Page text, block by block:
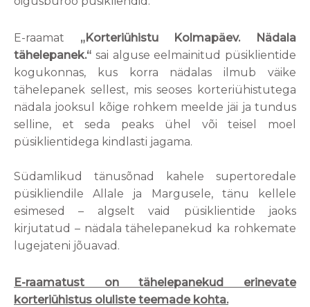
E-raamat „Korteriühistu Kolmapäev. Nädala
tähelepanek.“ sai alguse eelmainitud püsiklientide
kogukonnas, kus korra nädalas ilmub väike
tähelepanek sellest, mis seoses korteriühistutega
nädala jooksul kõige rohkem meelde jäi ja tundus
selline, et seda peaks ühel või teisel moel
püsiklientidega kindlasti jagama.
Südamlikud tänusõnad kahele supertoredale
püsikliendile Allale ja Margusele, tänu kellele
esimesed – algselt vaid püsiklientide jaoks
kirjutatud – nädala tähelepanekud ka rohkemate
lugejateni jõuavad.
E-raamatust on tähelepanekud erinevate
korteriühistus oluliste teemade kohta.